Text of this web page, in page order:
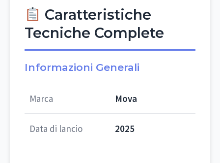
Caratteristiche
Tecniche Complete
Informazioni Generali
Marca Mova
Data di lancio 2025